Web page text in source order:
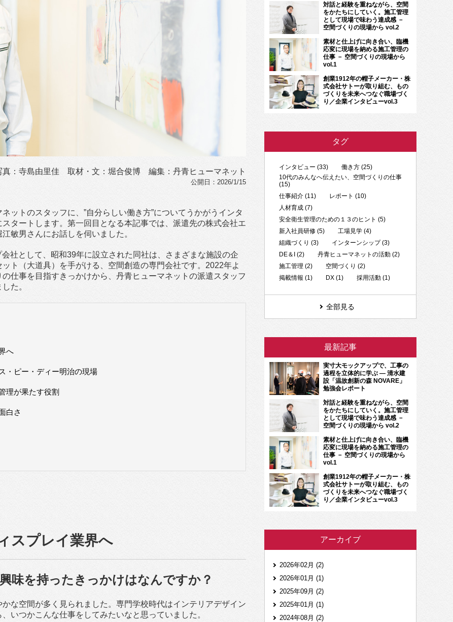
真：寺島由里佳 取材・文：堀合俊博 編集：丹青ヒューマネット
公開日：2026/1/15
ットのスタッフに、”自分らしい働き方”についてうかがうインタ
タートします。第一回目となる本記事では、派遣先の株式会社エ
敏男さんにお話しを伺いました。
社として、昭和39年に設立された同社は、さまざまな施設の企
ト（大道具）を手がける、空間創造の専門会社です。2022年よ
仕事を目指すきっかけから、丹青ヒューマネットの派遣スタッフ
た。
へ
・ピー・ディー明治の現場
理が果たす役割
白さ
スプレイ業界へ
味を持ったきっかけはなんですか？
な空間が多く見られました。専門学校時代はインテリアデザイン
いつかこんな仕事をしてみたいなと思っていました。
対話と経験を重ねながら、空間
をかたちにしていく。施工管理
として現場で味わう達成感 －
空間づくりの現場から vol.2
素材と仕上げに向き合い、臨機
応変に現場を納める施工管理の
仕事 － 空間づくりの現場から
vol.1
創業1912年の帽子メーカー・株
式会社サトーが取り組む、もの
づくりを未来へつなぐ職場づく
り／企業インタビューvol.3
タグ
インタビュー (33)
働き方 (25)
10代のみんなへ伝えたい、空間づくりの仕事
(15)
仕事紹介 (11)
レポート (10)
人材育成 (7)
安全衛生管理のための１３のヒント (5)
新入社員研修 (5)
工場見学 (4)
組織づくり (3)
インターンシップ (3)
DE＆I (2)
丹青ヒューマネットの活動 (2)
施工管理 (2)
空間づくり (2)
掲載情報 (1)
DX (1) 採用活動 (1)
全部見る
最新記事
実寸大モックアップで、工事の
過程を立体的に学ぶ ― 清水建
設「温故創新の森 NOVARE」
勉強会レポート
対話と経験を重ねながら、空間
をかたちにしていく。施工管理
として現場で味わう達成感 －
空間づくりの現場から vol.2
素材と仕上げに向き合い、臨機
応変に現場を納める施工管理の
仕事 － 空間づくりの現場から
vol.1
創業1912年の帽子メーカー・株
式会社サトーが取り組む、もの
づくりを未来へつなぐ職場づく
り／企業インタビューvol.3
アーカイブ
2026年02月 (2)
2026年01月 (1)
2025年09月 (2)
2025年01月 (1)
2024年08月 (2)